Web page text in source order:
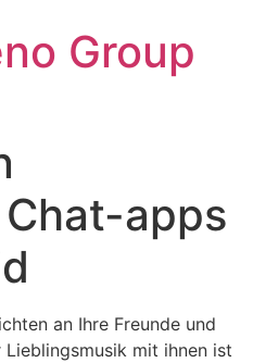
Group
apps
an Ihre Freunde und
Lieblingsmusik mit ihnen ist